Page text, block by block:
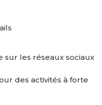
les réseaux sociaux
des activités à forte